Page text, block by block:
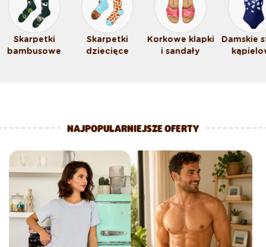
Skarpetki
bambusowe
Skarpetki
dziecięce
Korkowe klapki
i sandały
Damskie
NAJPOPULARNIEJSZE OFERTY